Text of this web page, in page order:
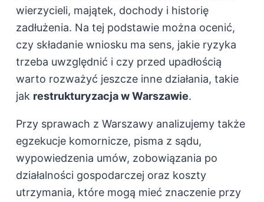
wierzycieli, majątek, dochody i historię
zadłużenia. Na tej podstawie można ocenić,
czy składanie wniosku ma sens, jakie ryzyka
trzeba uwzględnić i czy przed upadłością
warto rozważyć jeszcze inne działania, takie
jak restrukturyzacja w Warszawie.
Przy sprawach z Warszawy analizujemy także
egzekucje komornicze, pisma z sądu,
wypowiedzenia umów, zobowiązania po
działalności gospodarczej oraz koszty
utrzymania, które mogą mieć znaczenie przy